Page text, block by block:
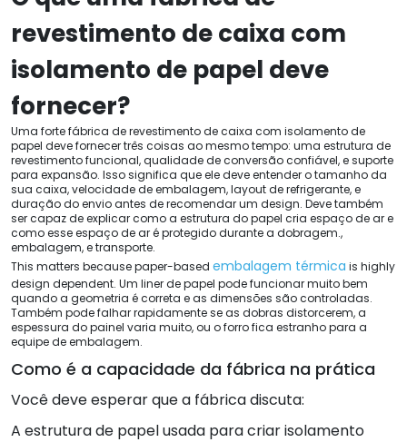
revestimento de caixa com
isolamento de papel deve
fornecer?
Uma forte fábrica de revestimento de caixa com isolamento de
papel deve fornecer três coisas ao mesmo tempo: uma estrutura de
revestimento funcional, qualidade de conversão confiável, e suporte
para expansão. Isso significa que ele deve entender o tamanho da
sua caixa, velocidade de embalagem, layout de refrigerante, e
duração do envio antes de recomendar um design. Deve também
ser capaz de explicar como a estrutura do papel cria espaço de ar e
como esse espaço de ar é protegido durante a dobragem.,
embalagem, e transporte.
This matters because paper-based embalagem térmica is highly
design dependent. Um liner de papel pode funcionar muito bem
quando a geometria é correta e as dimensões são controladas.
Também pode falhar rapidamente se as dobras distorcerem, a
espessura do painel varia muito, ou o forro fica estranho para a
equipe de embalagem.
Como é a capacidade da fábrica na prática
Você deve esperar que a fábrica discuta:
A estrutura de papel usada para criar isolamento